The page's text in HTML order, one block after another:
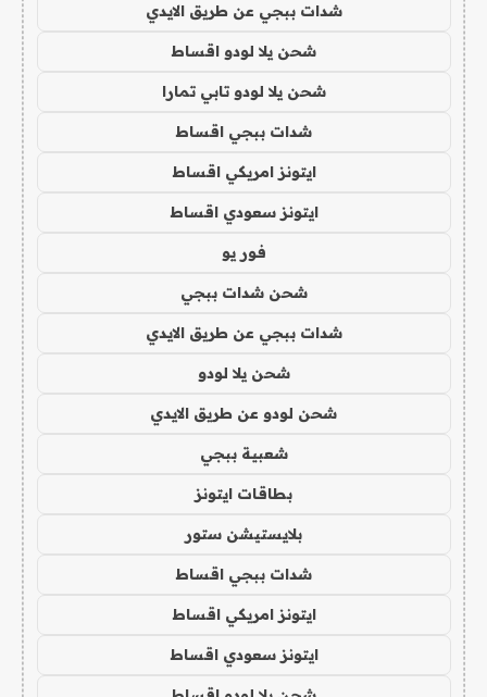
شدات ببجي عن طريق الايدي
شحن يلا لودو اقساط
شحن يلا لودو تابي تمارا
شدات ببجي اقساط
ايتونز امريكي اقساط
ايتونز سعودي اقساط
فور يو
شحن شدات ببجي
شدات ببجي عن طريق الايدي
شحن يلا لودو
شحن لودو عن طريق الايدي
شعبية ببجي
بطاقات ايتونز
بلايستيشن ستور
شدات ببجي اقساط
ايتونز امريكي اقساط
ايتونز سعودي اقساط